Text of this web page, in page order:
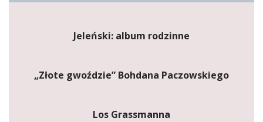
Jeleński: album rodzinne
„Złote gwoździe” Bohdana Paczowskiego
Los Grassmanna